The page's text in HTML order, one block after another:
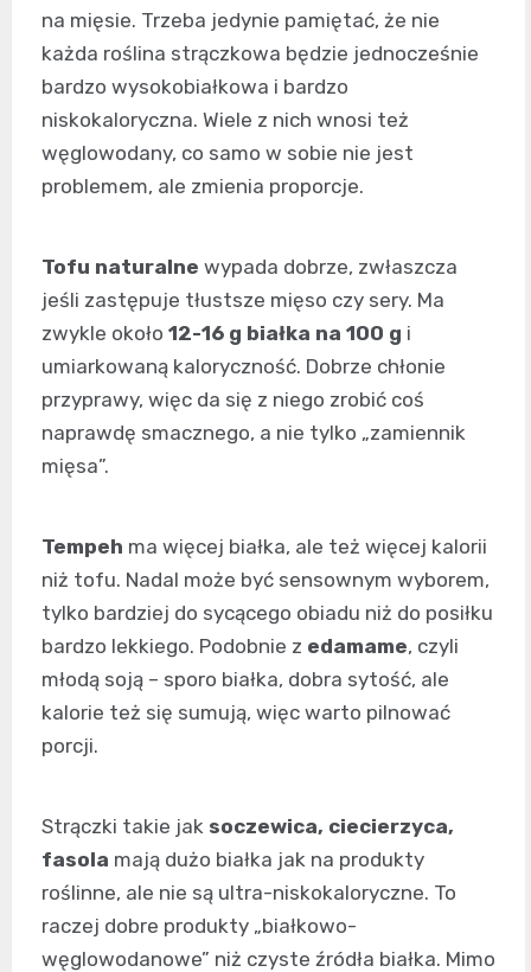
na mięsie. Trzeba jedynie pamiętać, że nie
każda roślina strączkowa będzie jednocześnie
bardzo wysokobiałkowa i bardzo
niskokaloryczna. Wiele z nich wnosi też
węglowodany, co samo w sobie nie jest
problemem, ale zmienia proporcje.
Tofu naturalne wypada dobrze, zwłaszcza
jeśli zastępuje tłustsze mięso czy sery. Ma
zwykle około 12-16 g białka na 100 g i
umiarkowaną kaloryczność. Dobrze chłonie
przyprawy, więc da się z niego zrobić coś
naprawdę smacznego, a nie tylko „zamiennik
mięsa”.
Tempeh ma więcej białka, ale też więcej kalorii
niż tofu. Nadal może być sensownym wyborem,
tylko bardziej do sycącego obiadu niż do posiłku
bardzo lekkiego. Podobnie z edamame, czyli
młodą soją – sporo białka, dobra sytość, ale
kalorie też się sumują, więc warto pilnować
porcji.
Strączki takie jak soczewica, ciecierzyca,
fasola mają dużo białka jak na produkty
roślinne, ale nie są ultra-niskokaloryczne. To
raczej dobre produkty „białkowo-
węglowodanowe” niż czyste źródła białka. Mimo